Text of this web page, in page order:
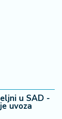
u SAD -
uvoza